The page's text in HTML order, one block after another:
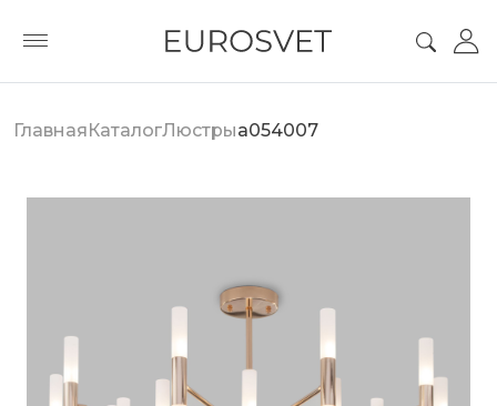
ГлавнаяКаталогЛюстрыa054007